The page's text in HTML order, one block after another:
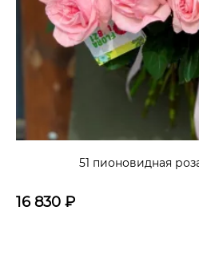
51 пионовидная
16 830 ₽